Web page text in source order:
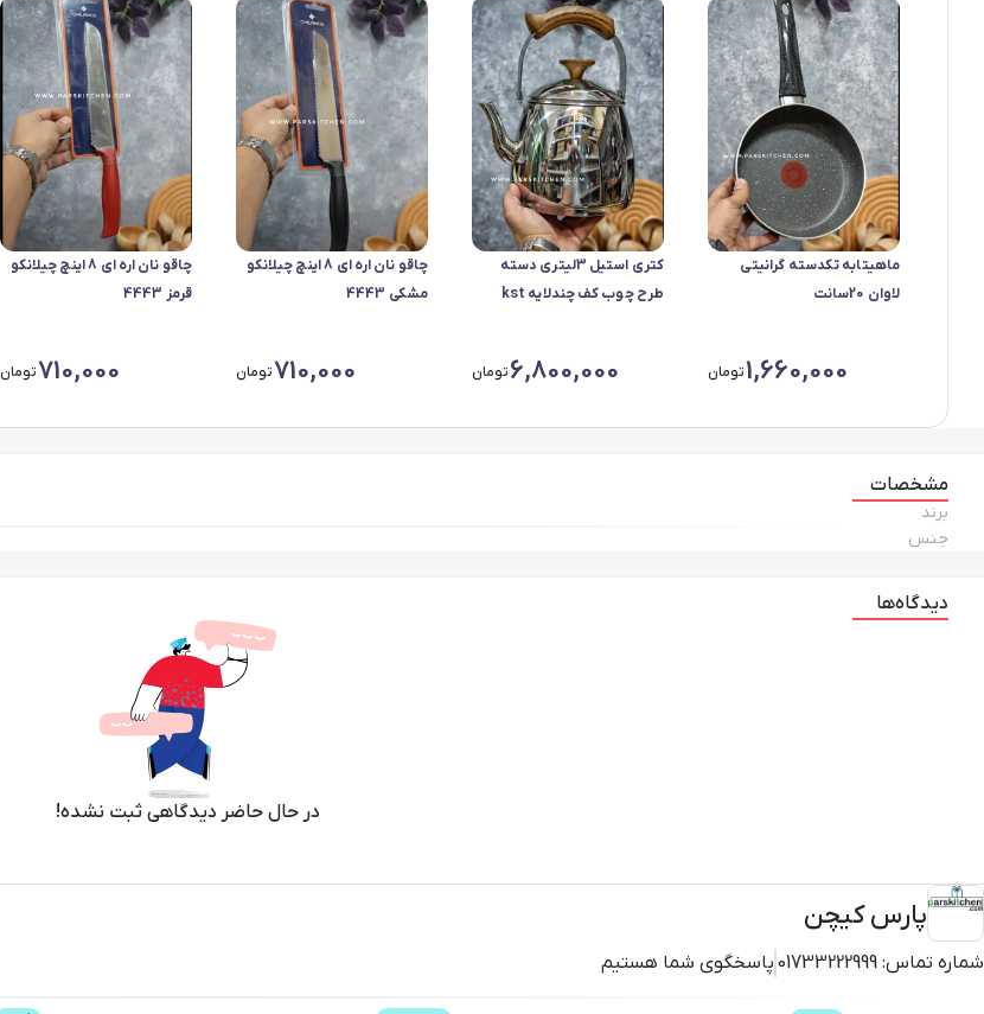
ماهیتابه تکدسته گرانیتی
لاوان 20سانت
1,660,000تومان
کتری استیل 3لیتری دسته
طرح چوب کف چندلایه kst
6,800,000تومان
چاقو نان اره ای 8 اینچ چیلانکو
مشکی 4443
710,000تومان
چاقو نان اره ای 8 اینچ چیلانکو
قرمز 4443
710,000تومان
مشخصات
برند
جنس
دیدگاه‌ها
در حال حاضر دیدگاهی ثبت نشده!
پارس کیچن
شماره تماس: 01733222999 پاسخگوی شما هستیم